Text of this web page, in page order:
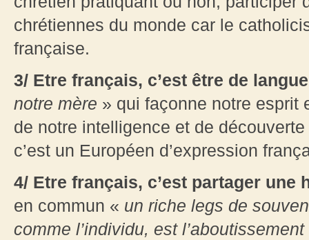
chrétiennes du monde car le
française.
3/ Etre français, c’est être de
notre mère » qui façonne notre esprit
de notre intelligence et de
c’est un Européen d’expression
4/ Etre français, c’est partager une
en commun « un riche legs de
comme l’individu, est